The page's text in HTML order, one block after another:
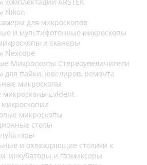
Nikon
для микроскопов
и мультифотонные микроскопы
и сканеры
Nexcope
Микроскопы Стереоувеличители
для пайки, ювелиров, ремонта
микроскопы
микроскопы Evident
микроскопы
столы
и охлаждающие столики к
инкубаторы и газмиксеры